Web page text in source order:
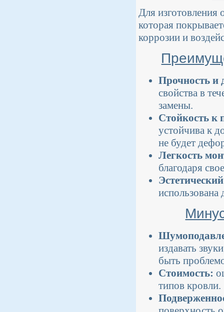
Для изготовления
которая
коррозии и
Прочность и
свойства в
замены.
Стойкость к
устойчива к
не будет
Легкость
благодаря
использована
издавать
быть
Стоимость:
типов кровли.